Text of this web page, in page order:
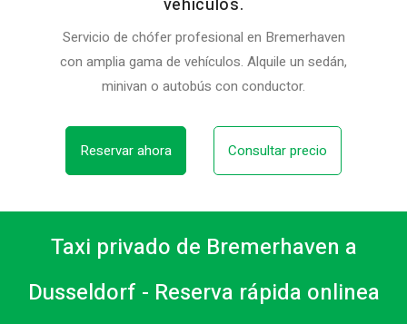
vehículos.
Servicio de chófer profesional en Bremerhaven
con amplia gama de vehículos. Alquile un sedán,
minivan o autobús con conductor.
Reservar ahora Consultar precio
Taxi privado de Bremerhaven a
Dusseldorf - Reserva rápida onlinea